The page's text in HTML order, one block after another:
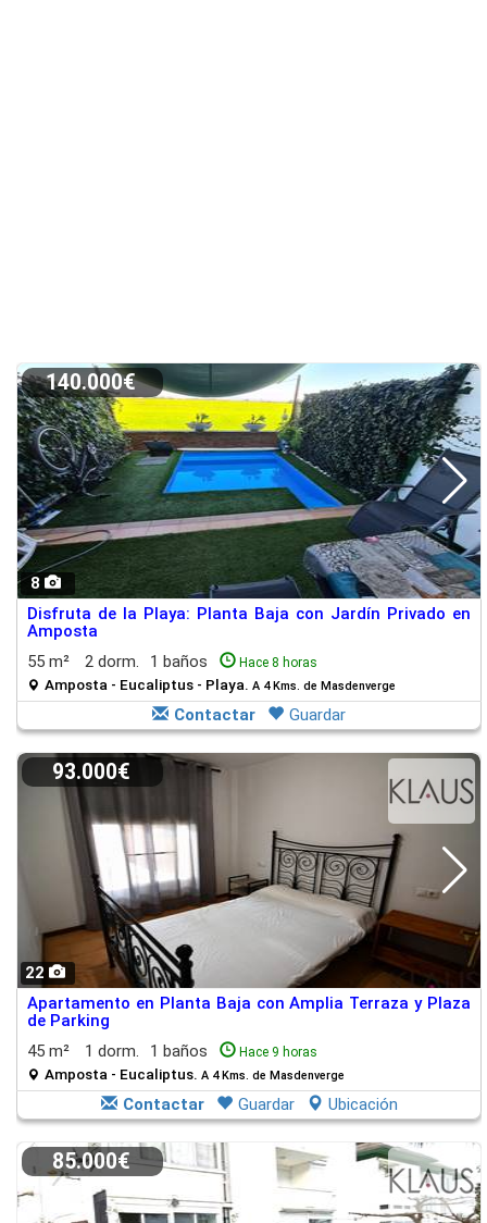
8
140.000€
Disfruta de la Playa: Planta Baja con Jardín Privado en
Amposta
55 m²
2 dorm. 1 baños Hace 8 horas
Amposta - Eucaliptus - Playa. A 4 Kms. de Masdenverge
Contactar Guardar
22
93.000€
Apartamento en Planta Baja con Amplia Terraza y Plaza
de Parking
45 m²
1 dorm. 1 baños Hace 9 horas
Amposta - Eucaliptus. A 4 Kms. de Masdenverge
Contactar Guardar Ubicación
85.000€